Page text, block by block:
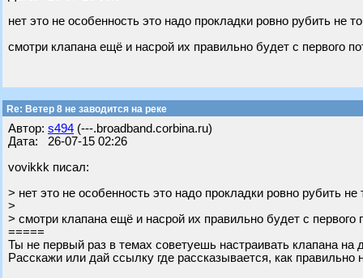
нет это не особенность это надо прокладки ровно рубить не
смотри клапана ещё и насрой их правильно будет с первого
Re: Ветер 8 не заводится на реке
Автор: s494 (---.broadband.corbina.ru)
Дата: 26-07-15 02:26
vovikkk писал:
> нет это не особенность это надо прокладки ровно рубить не
>
> смотри клапана ещё и насрой их правильно будет с первого
=====
Ты не первый раз в темах советуешь настраивать клапана
Расскажи или дай ссылку где рассказывается, как правильно